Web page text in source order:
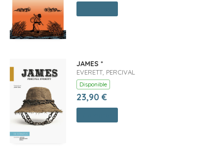
JAMES *
EVERETT, PERCIVAL
Disponible
23,90 €